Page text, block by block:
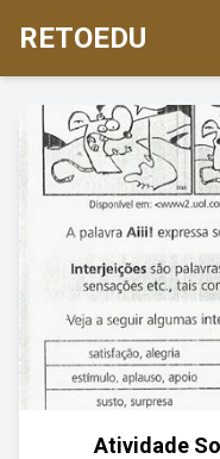
RETOEDU
Atividade